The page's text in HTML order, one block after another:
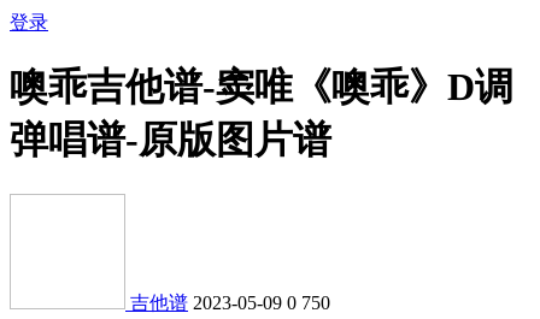
登录
噢乖吉他谱-窦唯《噢乖》D调
弹唱谱-原版图片谱
吉他谱 2023-05-09 0 750